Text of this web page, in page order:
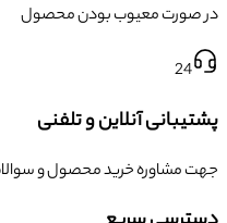
در صورت معیوب بودن محصول
24
پشتیبانی آنلاین و تلفنی
جهت مشاوره خرید محصول و